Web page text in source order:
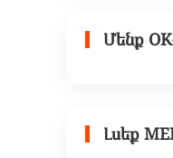
Մենք
Լսեք